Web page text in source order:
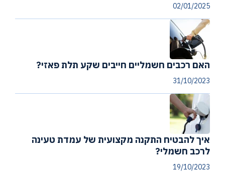
02/01/2025
האם רכבים חשמליים חייבים שקע תלת פאזי?
31/10/2023
איך להבטיח התקנה מקצועית של עמדת טעינה
לרכב חשמלי?
19/10/2023